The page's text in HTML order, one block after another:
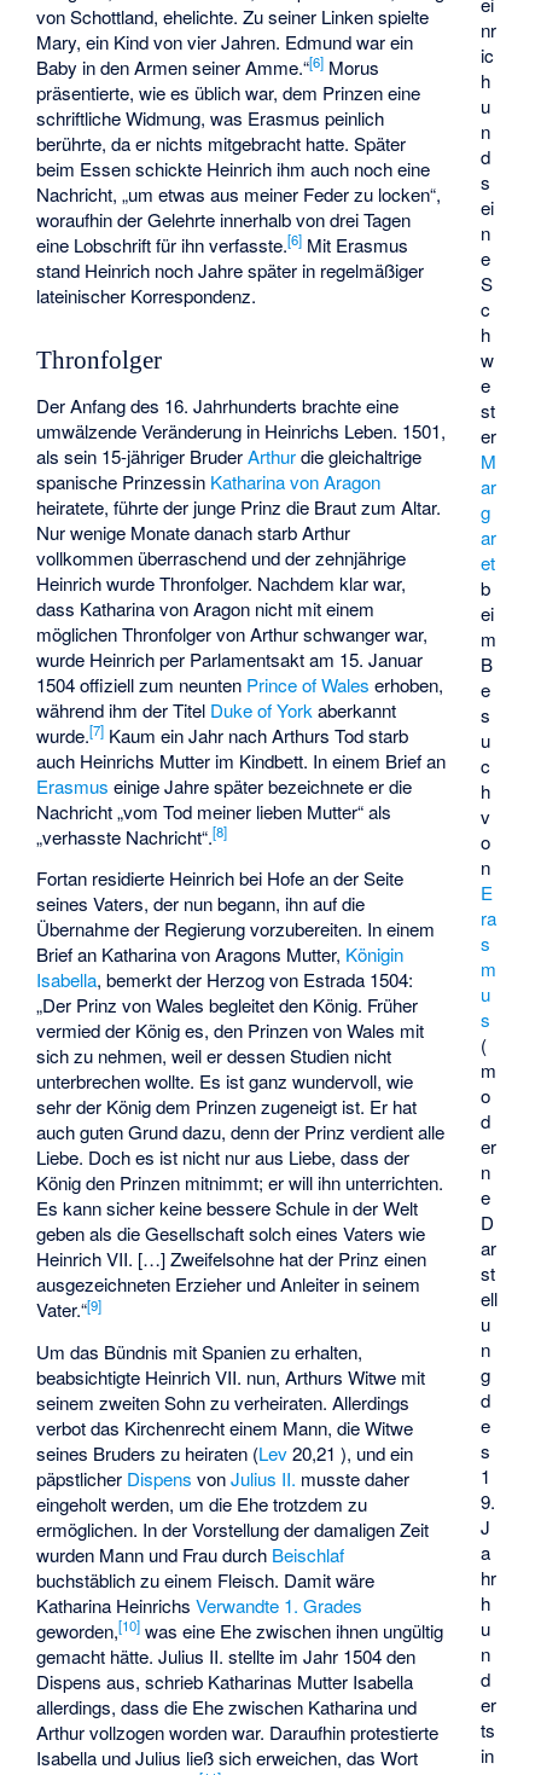
nr
ic
h
u
n
d
s
ei
n
e
S
c
h
w
e
st
er
M
ar
g
ar
et
b
ei
m
B
e
s
u
c
h
v
o
n
E
ra
s
m
u
s
(
m
o
d
er
n
e
D
ar
st
ell
u
n
g
d
e
s
1
9.
J
a
hr
h
u
n
d
er
ts
in
von Schottland, ehelichte. Zu seiner Linken spielte
Mary, ein Kind von vier Jahren. Edmund war ein
Baby in den Armen seiner Amme.“[6] Morus
präsentierte, wie es üblich war, dem Prinzen eine
schriftliche Widmung, was Erasmus peinlich
berührte, da er nichts mitgebracht hatte. Später
beim Essen schickte Heinrich ihm auch noch eine
Nachricht, „um etwas aus meiner Feder zu locken“,
woraufhin der Gelehrte innerhalb von drei Tagen
eine Lobschrift für ihn verfasste.[6] Mit Erasmus
stand Heinrich noch Jahre später in regelmäßiger
lateinischer Korrespondenz.
Thronfolger
Der Anfang des 16. Jahrhunderts brachte eine
umwälzende Veränderung in Heinrichs Leben. 1501,
als sein 15-jähriger BruderArthurdie gleichaltrige
spanische Prinzessin Katharina von Aragon
heiratete, führte der junge Prinz die Braut zum Altar.
Nur wenige Monate danach starb Arthur
vollkommen überraschend und der zehnjährige
Heinrich wurde Thronfolger. Nachdem klar war,
dass Katharina von Aragon nicht mit einem
möglichen Thronfolger von Arthur schwanger war,
wurde Heinrich per Parlamentsakt am 15. Januar
1504 offiziell zum neunten Prince of Wales erhoben,
während ihm der Titel Duke of York aberkannt
wurde.[7] Kaum ein Jahr nach Arthurs Tod starb
auch Heinrichs Mutter im Kindbett. In einem Brief an
Erasmus einige Jahre später bezeichnete er die
Nachricht „vom Tod meiner lieben Mutter“ als
„verhasste Nachricht“.[8]
Fortan residierte Heinrich bei Hofe an der Seite
seines Vaters, der nun begann, ihn auf die
Übernahme der Regierung vorzubereiten. In einem
Brief an Katharina von Aragons Mutter, Königin
Isabella, bemerkt der Herzog von Estrada 1504:
„Der Prinz von Wales begleitet den König. Früher
vermied der König es, den Prinzen von Wales mit
sich zu nehmen, weil er dessen Studien nicht
unterbrechen wollte. Es ist ganz wundervoll, wie
sehr der König dem Prinzen zugeneigt ist. Er hat
auch guten Grund dazu, denn der Prinz verdient alle
Liebe. Doch es ist nicht nur aus Liebe, dass der
König den Prinzen mitnimmt; er will ihn unterrichten.
Es kann sicher keine bessere Schule in der Welt
geben als die Gesellschaft solch eines Vaters wie
Heinrich VII. […] Zweifelsohne hat der Prinz einen
ausgezeichneten Erzieher und Anleiter in seinem
Vater.“[9]
Um das Bündnis mit Spanien zu erhalten,
beabsichtigte Heinrich VII. nun, Arthurs Witwe mit
seinem zweiten Sohn zu verheiraten. Allerdings
verbot das Kirchenrecht einem Mann, die Witwe
seines Bruders zu heiraten (Lev20,21 ), und ein
päpstlicher Dispens vonJulius II. musste daher
eingeholt werden, um die Ehe trotzdem zu
ermöglichen. In der Vorstellung der damaligen Zeit
wurden Mann und Frau durch Beischlaf
buchstäblich zu einem Fleisch. Damit wäre
Katharina HeinrichsVerwandte 1. Grades
geworden,[10] was eine Ehe zwischen ihnen ungültig
gemacht hätte. Julius II. stellte im Jahr 1504 den
Dispens aus, schrieb Katharinas Mutter Isabella
allerdings, dass die Ehe zwischen Katharina und
Arthur vollzogen worden war. Daraufhin protestierte
Isabella und Julius ließ sich erweichen, das Wort